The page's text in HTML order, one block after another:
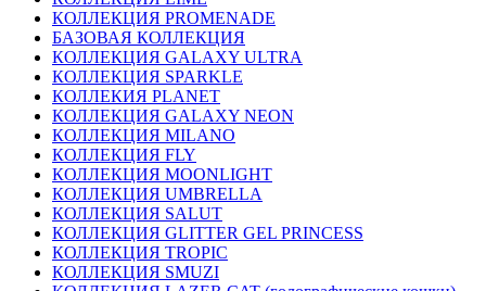
КОЛЛЕКЦИЯ PROMENADE
БАЗОВАЯ КОЛЛЕКЦИЯ
КОЛЛЕКЦИЯ GALAXY ULTRA
КОЛЛЕКЦИЯ SPARKLE
КОЛЛЕКИЯ PLANET
КОЛЛЕКЦИЯ GALAXY NEON
КОЛЛЕКЦИЯ MILANO
КОЛЛЕКЦИЯ FLY
КОЛЛЕКЦИЯ MOONLIGHT
КОЛЛЕКЦИЯ UMBRELLA
КОЛЛЕКЦИЯ SALUT
КОЛЛЕКЦИЯ GLITTER GEL PRINCESS
КОЛЛЕКЦИЯ TROPIC
КОЛЛЕКЦИЯ SMUZI